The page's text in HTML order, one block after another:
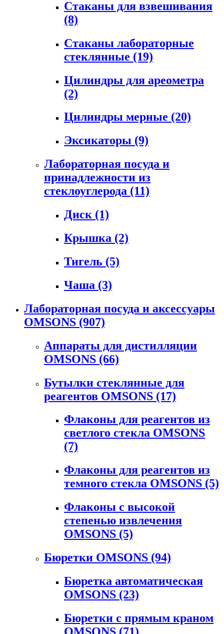
Стаканы для взвешивания
(8)
Стаканы лабораторные
стеклянные (19)
Цилиндры для ареометра
(2)
Цилиндры мерные (20)
Эксикаторы (9)
Лабораторная посуда и
принадлежности из
стеклоуглерода (11)
Диск (1)
Крышка (2)
Тигель (5)
Чаша (3)
Лабораторная посуда и аксессуары
OMSONS (907)
Аппараты для дистилляции
OMSONS (66)
Бутылки стеклянные для
реагентов OMSONS (17)
Флаконы для реагентов из
светлого стекла OMSONS
(7)
Флаконы для реагентов из
темного стекла OMSONS (5)
Флаконы с высокой
степенью извлечения
OMSONS (5)
Бюретки OMSONS (94)
Бюретка автоматическая
OMSONS (23)
Бюретки с прямым краном